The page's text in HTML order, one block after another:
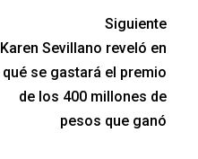
Siguiente
Karen Sevillano reveló en
qué se gastará el premio
de los 400 millones de
pesos que ganó